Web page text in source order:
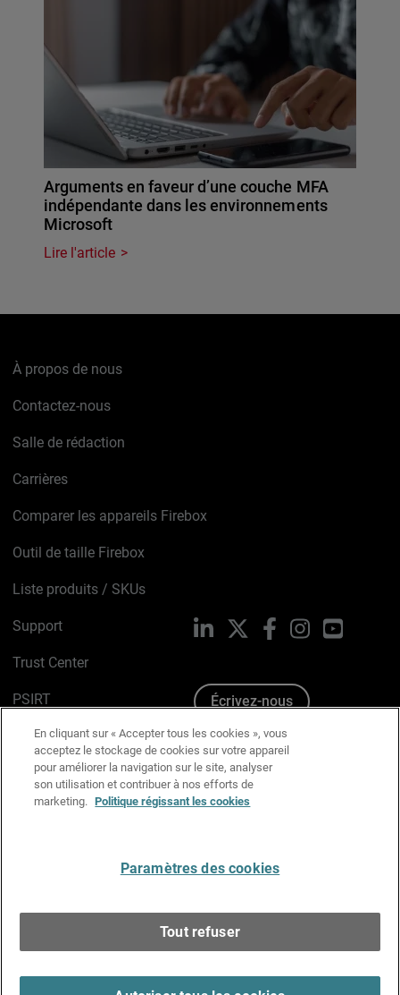
Arguments en faveur d’une couche MFA
indépendante dans les environnements
Microsoft
Lire l'article
À propos de nous
Contactez-nous
Salle de rédaction
Carrières
Comparer les appareils Firebox
Outil de taille Firebox
Liste produits / SKUs
Support
Trust Center
PSIRT
Avis sur les cookies
Politique de confidentialité
Charte Graphique
LinkedIn FacebookInstagramYouTube
Écrivez-nous
En cliquant sur « Accepter tous les cookies », vous
acceptez le stockage de cookies sur votre appareil
pour améliorer la navigation sur le site, analyser
son utilisation et contribuer à nos efforts de
marketing. Politique régissant les cookies
Paramètres des cookies
Tout refuser